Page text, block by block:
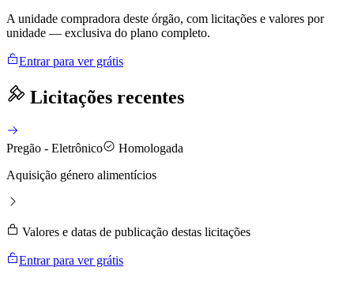
A unidade compradora deste órgão, com licitações e valores por
unidade — exclusiva do plano completo.
Entrar para ver grátis
Licitações recentes
Pregão - Eletrônico
Homologada
Aquisição género alimentícios
Valores e datas de publicação destas licitações
Entrar para ver grátis